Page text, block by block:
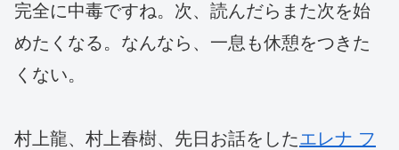
完全に中毒ですね。次、読んだらまた次を始
めたくなる。なんなら、一息も休憩をつきた
くない。
村上龍、村上春樹、先日お話をしたエレナ フ